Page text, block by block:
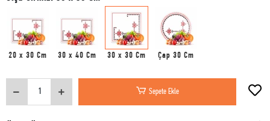
20 x 30 Cm 30 x 40 Cm 30 x 30 Cm Çap 30 Cm
Sepete Ekle